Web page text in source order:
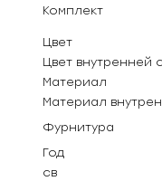
Комплект
Цвет
Цвет внутренней
Материал
Материал
Фурнитура
Год
св